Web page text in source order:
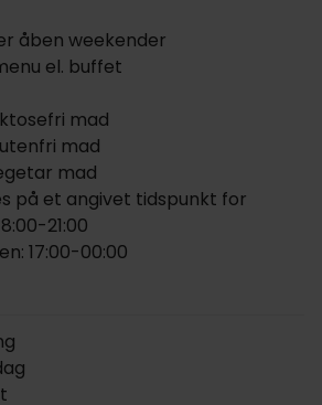
åben weekender
el. buffet
mad
mad
mad
på et angivet tidspunkt for
21:00
17:00-00:00